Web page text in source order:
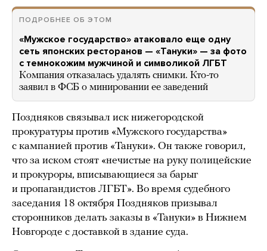
ПОДРОБНЕЕ ОБ ЭТОМ
«Мужское государство» атаковало еще одну
сеть японских ресторанов — «Тануки» — за фото
с темнокожим мужчиной и символикой ЛГБТ
Компания отказалась удалять снимки. Кто-то
заявил в ФСБ о минировании ее заведений
Поздняков связывал иск нижегородской
прокуратуры против «Мужского государства»
с кампанией против «Тануки». Он также говорил,
что за иском стоят «нечистые на руку полицейские
и прокуроры, вписывающиеся за барыг
и пропагандистов ЛГБТ». Во время судебного
заседания 18 октября Поздняков призывал
сторонников делать заказы в «Тануки» в Нижнем
Новгороде с доставкой в здание суда.